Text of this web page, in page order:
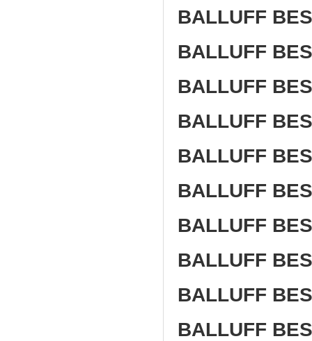
BALLUFF
BALLUFF
BALLUFF
BALLUFF
BALLUFF
BALLUFF
BALLUFF
BALLUFF
BALLUFF
BALLUFF